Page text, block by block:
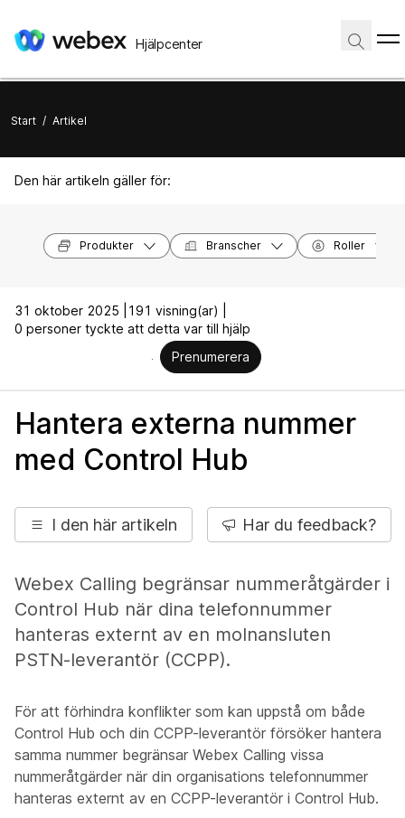
Hjälpcenter
Start / Artikel
Den här artikeln gäller för:
Produkter Branscher Roller
31 oktober 2025 |
191 visning(ar) |
0 personer tyckte att detta var till hjälp
Prenumerera
Hantera externa nummer
med Control Hub
I den här artikeln Har du feedback?
Webex Calling begränsar nummeråtgärder i
Control Hub när dina telefonnummer
hanteras externt av en molnansluten
PSTN-leverantör (CCPP).
För att förhindra konflikter som kan uppstå om både
Control Hub och din CCPP-leverantör försöker hantera
samma nummer begränsar Webex Calling vissa
nummeråtgärder när din organisations telefonnummer
hanteras externt av en CCPP-leverantör i Control Hub.